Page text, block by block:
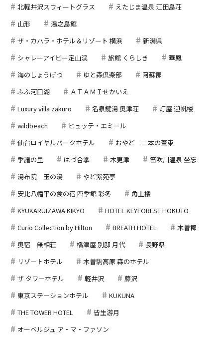
北軽井沢スウィートグラス
えたじま温泉 江田島荘
山形
湯之島館
ザ・カハラ・ホテル＆リゾート 横浜
新潟県
シャレーアイビー定山渓
旅館 くらしき
華鳳
海のしょうげつ
ゆと森倶楽部
阿蘇郡
ふふ河口湖
ＡＴＡＭＩせかいえ
Luxury villa zakuro
名泉鍵湯 奥津荘
灯屋 迎帆楼
wildbeach
ヒュッテ・エミール
仙台ロイヤルパークホテル
おやど 二本の葦束
季譜の里
はづ合掌 木更津
笛吹川温泉 坐忘
湯布院 玉の湯
やど紫苑亭
安比八幡平の食の宿 四季館 彩冬
角上楼
KYUKARUIZAWA KIKYO
HOTEL KEYFOREST HOKUTO
Curio Collection by Hilton
BREATH HOTEL
木曽郡
奥宿 無相荘
橋津屋 別邸 月代
長野県
リゾートホテル
木曽駒高原 森のホテル
ザ タワーホテル
軽井沢
藤沢
東京ステーションホテル
KUKUNA
THE TOWER HOTEL
皆生游月
オーベルジュ ア・マ・ファソン